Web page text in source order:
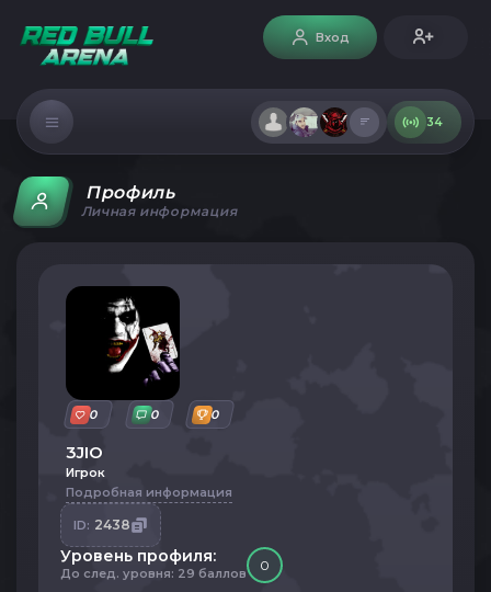
Вход
34
Профиль
Личная информация
0 0 0
3JIO
Игрок
Подробная информация
ID: 2438
Уровень профиля:
До след. уровня: 29 баллов 0